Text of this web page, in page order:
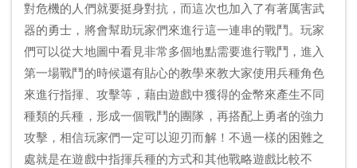
對危機的人們就要挺身對抗，而這次也加入了有著厲害武
器的勇士，將會幫助玩家們來進行這一連串的戰鬥。玩家
們可以從大地圖中看見非常多個地點需要進行戰鬥，進入
第一場戰鬥的時候還有貼心的教學來教大家使用兵種角色
來進行指揮、攻擊等，藉由遊戲中獲得的金幣來產生不同
種類的兵種，形成一個戰鬥的團隊，再搭配上勇者的強力
攻擊，相信玩家們一定可以迎刃而解！不過一樣的困難之
處就是在遊戲中指揮兵種的方式和其他戰略遊戲比較不